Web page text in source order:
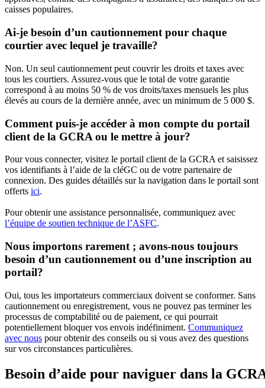
caisses populaires.
Ai-je besoin d’un cautionnement pour chaque
courtier avec lequel je travaille?
Non. Un seul cautionnement peut couvrir les droits et taxes avec
tous les courtiers. Assurez-vous que le total de votre garantie
correspond à au moins 50 % de vos droits/taxes mensuels les plus
élevés au cours de la dernière année, avec un minimum de 5 000 $.
Comment puis-je accéder à mon compte du portail
client de la GCRA ou le mettre à jour?
Pour vous connecter, visitez le portail client de la GCRA et saisissez
vos identifiants à l’aide de la cléGC ou de votre partenaire de
connexion. Des guides détaillés sur la navigation dans le portail sont
offerts ici.
Pour obtenir une assistance personnalisée, communiquez avec
l’équipe de soutien technique de l’ASFC.
Nous importons rarement ; avons-nous toujours
besoin d’un cautionnement ou d’une inscription au
portail?
Oui, tous les importateurs commerciaux doivent se conformer. Sans
cautionnement ou enregistrement, vous ne pouvez pas terminer les
processus de comptabilité ou de paiement, ce qui pourrait
potentiellement bloquer vos envois indéfiniment. Communiquez
avec nous pour obtenir des conseils ou si vous avez des questions
sur vos circonstances particulières.
Besoin d’aide pour naviguer dans la